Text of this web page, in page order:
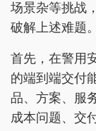
场景杂等挑战
破解上述难题。
首先，在警用
的端到端交付
品、方案、服
成本问题、交